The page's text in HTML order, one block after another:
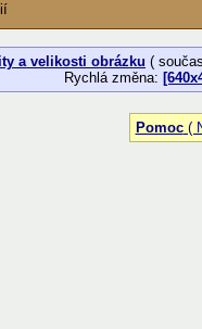
a velikosti obrázku (
Rychlá změna:
Pomoc(